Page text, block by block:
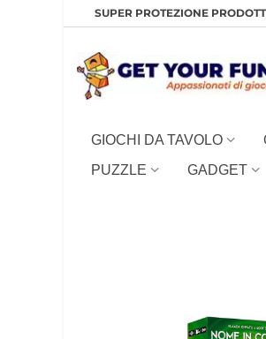
SUPER PROTEZIONE
GIOCHI DA TAVOLO
PUZZLE
GADGET